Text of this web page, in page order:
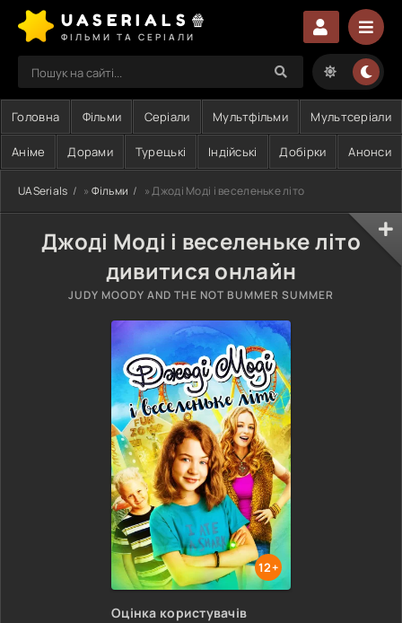
UASERIALS🍿
ФІЛЬМИ ТА СЕРІАЛИ
Головна Фільми Серіали Мультфільми Мультсеріали
Аніме Дорами Турецькі Індійські Добірки Анонси
UASerials » Фільми » Джоді Моді і веселеньке літо
Джоді Моді і веселеньке літо
дивитися онлайн
JUDY MOODY AND THE NOT BUMMER SUMMER
12+
Оцінка користувачів